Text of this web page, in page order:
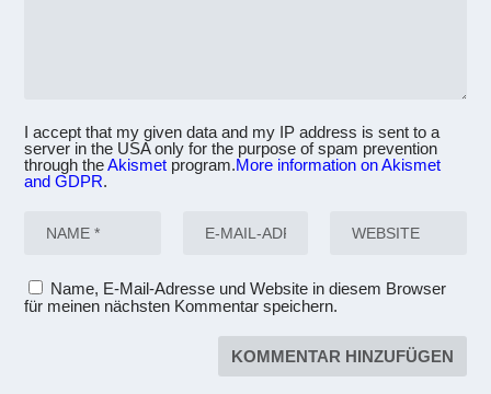
I accept that my given data and my IP address is sent to a
server in the USA only for the purpose of spam prevention
through theAkismet program.More information on Akismet
and GDPR.
Name, E-Mail-Adresse und Website in diesem Browser
für meinen nächsten Kommentar speichern.